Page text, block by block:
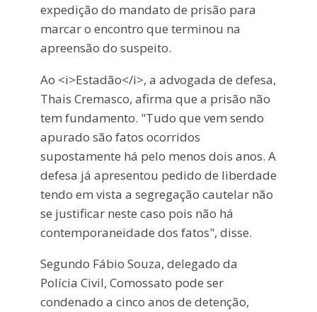
expedição do mandato de prisão para
marcar o encontro que terminou na
apreensão do suspeito.
Ao <i>Estadão</i>, a advogada de defesa,
Thais Cremasco, afirma que a prisão não
tem fundamento. "Tudo que vem sendo
apurado são fatos ocorridos
supostamente há pelo menos dois anos. A
defesa já apresentou pedido de liberdade
tendo em vista a segregação cautelar não
se justificar neste caso pois não há
contemporaneidade dos fatos", disse.
Segundo Fábio Souza, delegado da
Polícia Civil, Comossato pode ser
condenado a cinco anos de detenção,